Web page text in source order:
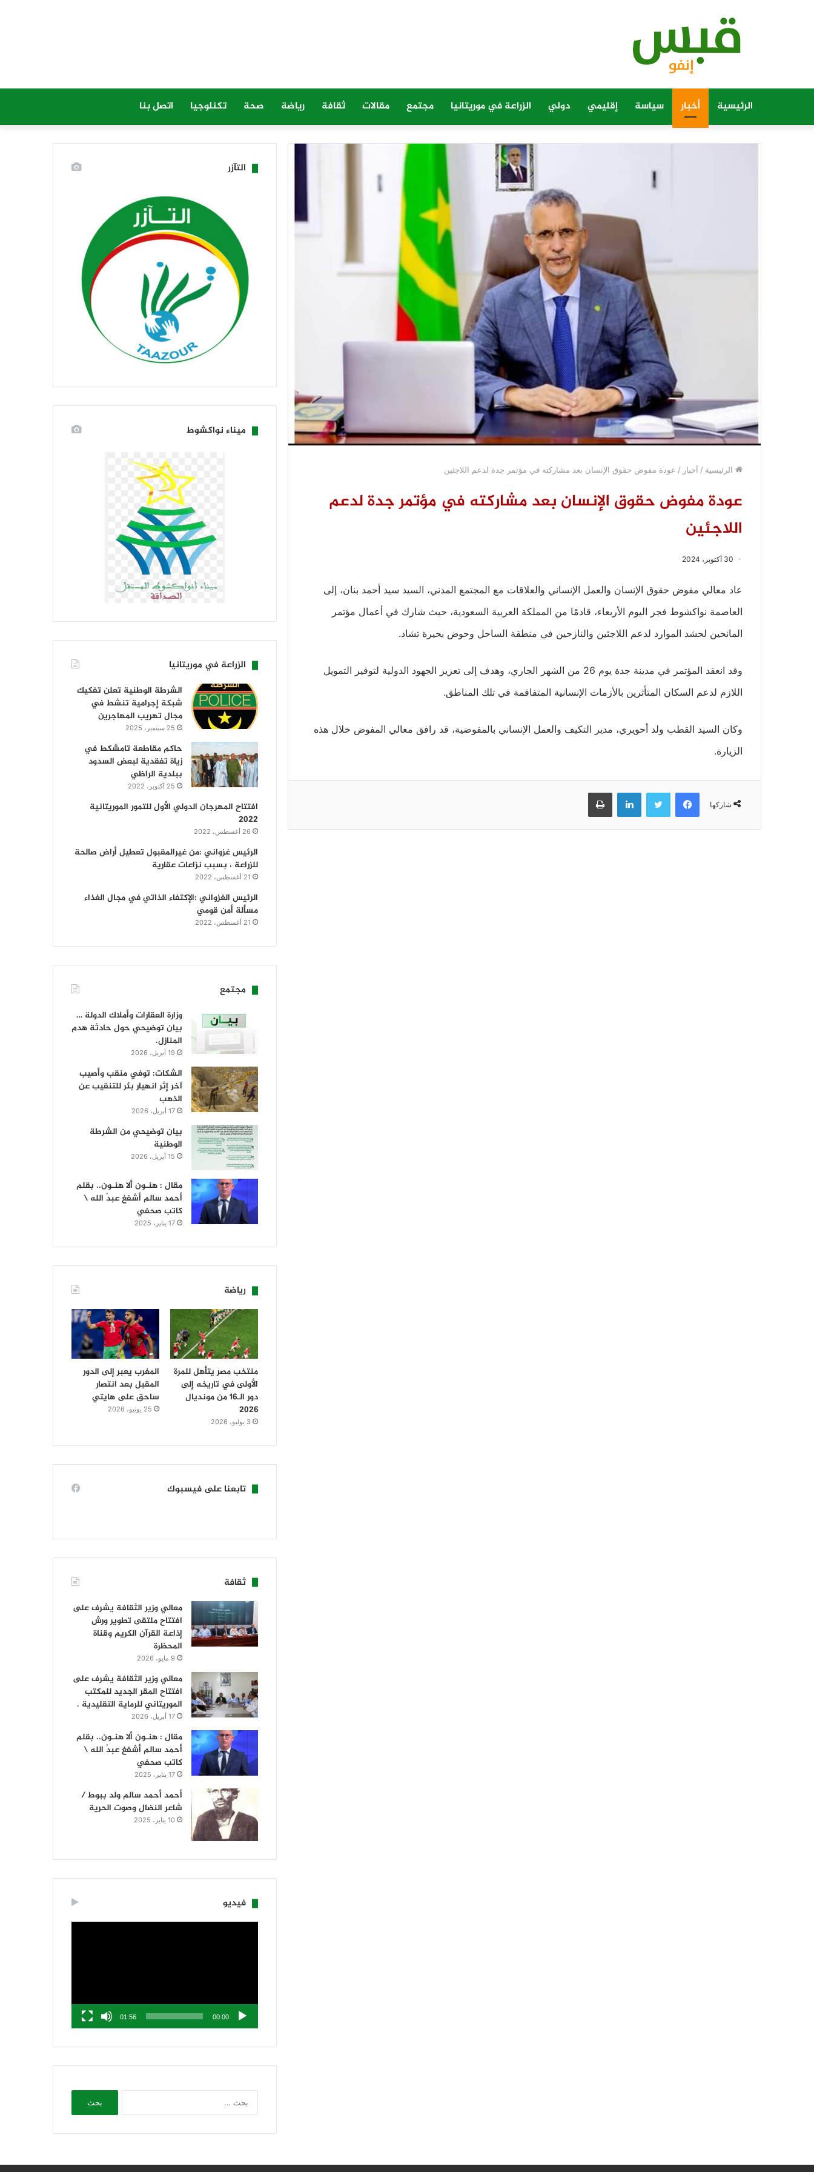
الرئيسية أخبار سياسة إقليمي دولي الزراعة في موريتانيا مجتمع مقالات ثقافة رياضة صحة تكنلوجيا اتصل بنا
الرئيسية / أخبار / عودة مفوض حقوق الإنسان بعد مشاركته في مؤتمر جدة لدعم اللاجئين
عودة مفوض حقوق الإنسان بعد مشاركته في مؤتمر جدة لدعم
اللاجئين
30 أكتوبر، 2024
عاد معالي مفوض حقوق الإنسان والعمل الإنساني والعلاقات مع المجتمع المدني، السيد سيد أحمد بنان، إلى
العاصمة نواكشوط فجر اليوم الأربعاء، قادمًا من المملكة العربية السعودية، حيث شارك في أعمال مؤتمر
المانحين لحشد الموارد لدعم اللاجئين والنازحين في منطقة الساحل وحوض بحيرة تشاد.
وقد انعقد المؤتمر في مدينة جدة يوم 26 من الشهر الجاري، وهدف إلى تعزيز الجهود الدولية لتوفير التمويل
اللازم لدعم السكان المتأثرين بالأزمات الإنسانية المتفاقمة في تلك المناطق.
وكان السيد القطب ولد أحويري، مدير التكيف والعمل الإنساني بالمفوضية، قد رافق معالي المفوض خلال هذه
الزيارة.
شاركها
فيسبوك تويتر لينكدإن طباعة
التآزر
ميناء نواكشوط
الزراعة في موريتانيا
الشرطة الوطنية تعلن تفكيك
شبكة إجرامية تنشط في
مجال تهريب المهاجرين
25 سبتمبر، 2025
حاكم مقاطعة تامشكط في
زياة تفقدية لبعض السدود
ببلدية الراظي
25 أكتوبر، 2022
افتتاح المهرجان الدولي الأول للتمور الموريتانية
2022
26 أغسطس، 2022
الرئيس غزواني :من غيرالمقبول تعطيل أراض صالحة
للزراعة ، بسبب نزاعات عقارية
21 أغسطس، 2022
الرئيس الغزواني :الإكتفاء الذاتي في مجال الغذاء
مسألة أمن قومي
21 أغسطس، 2022
مجتمع
وزارة العقارات وأملاك الدولة …
بيان توضيحي حول حادثة هدم
المنازل.
19 أبريل، 2026
الشكات: توفي منقب وأصيب
آخر إثر انهيار بئر للتنقيب عن
الذهب
17 أبريل، 2026
بيان توضيحي من الشرطة
الوطنية
15 أبريل، 2026
مقال : هنـون ألا هنـون.. بقلم
أحمد سالم أشفغ عبدُ الله \
كاتب صحفي
17 يناير، 2025
رياضة
منتخب مصر يتأهل للمرة
الأولى في تاريخه إلى
دور الـ16 من مونديال
2026
3 يوليو، 2026
المغرب يعبر إلى الدور
المقبل بعد انتصار
ساحق على هايتي
25 يونيو، 2026
تابعنا على فيسبوك
ثقافة
معالي وزير الثقافة يشرف على
افتتاح ملتقى تطوير ورش
إذاعة القرآن الكريم وقناة
المحظرة
9 مايو، 2026
معالي وزير الثقافة يشرف على
افتتاح المقر الجديد للمكتب
الموريتاني للرماية التقليدية .
17 أبريل، 2026
مقال : هنـون ألا هنـون.. بقلم
أحمد سالم أشفغ عبدُ الله \
كاتب صحفي
17 يناير، 2025
أحمد أحمد سالم ولد ببوط /
شاعر النضال وصوت الحرية
10 يناير، 2025
فيديو
00:00
01:56